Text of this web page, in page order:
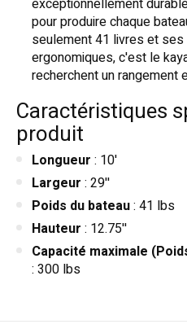
exceptionnellement
pour produire chaque
seulement 41 livres et
ergonomiques, c'est le
recherchent un rangement
Caractéristiques
produit
Longueur : 10'
Largeur : 29''
Poids du bateau: 41 lbs
Hauteur : 12.75''
Capacité maximale
: 300 lbs